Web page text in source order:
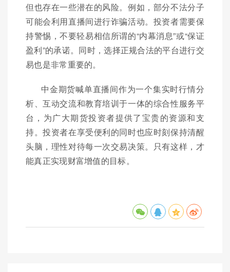
但也存在一些潜在的风险。例如，部分不法分子
可能会利用直播间进行诈骗活动。投资者需要保
持警惕，不要轻易相信所谓的“内幕消息”或“保证
盈利”的承诺。同时，选择正规合法的平台进行交
易也是非常重要的。
中金期货喊单直播间作为一个集实时行情分
析、互动交流和教育培训于一体的综合性服务平
台，为广大期货投资者提供了宝贵的资源和支
持。投资者在享受便利的同时也应时刻保持清醒
头脑，理性对待每一次交易决策。只有这样，才
能真正实现财富增值的目标。